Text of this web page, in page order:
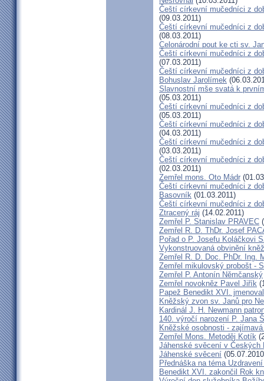
Čeští církevní mučedníci z
(09.03.2011)
Čeští církevní mučedníci z
(08.03.2011)
Celonárodní pout ke cti sv.
Čeští církevní mučedníci z
(07.03.2011)
Čeští církevní mučedníci z
Bohuslav Jarolímek
Slavnostní mše svatá k
(05.03.2011)
Čeští církevní mučedníci z
(05.03.2011)
Čeští církevní mučedníci z
(04.03.2011)
Čeští církevní mučedníci z
(03.03.2011)
Čeští církevní mučedníci z
(02.03.2011)
Zemřel mons. Oto Mádr
Čeští církevní mučedníci z
Basovník (01.03.2011)
Čeští církevní mučedníci z
Ztracený ráj (14.02.2011)
Zemřel P. Stanislav PRAVEC
Zemřel R. D. ThDr. Josef
Pořad o P. Josefu Koláčkovi
Vykonstruovaná obvinění
Zemřel R. D. Doc. PhDr. Ing.
Zemřel mikulovský probošt -
Zemřel P. Antonín Němčanský
Zemřel novokněz Pavel Jiřík
Papež Benedikt XVI.
Kněžský zvon sv. Janů pro
Kardinál J. H. Newmann
140. výročí narození P. Jana
Kněžské osobnosti -
Zemřel Mons. Metoděj Kotík
Jáhenské svěcení v Českých
Jáhenské svěcení
Přednáška na téma
Benedikt XVI. zakončil Rok